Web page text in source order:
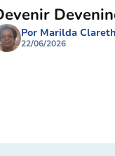
Por Marilda Clareth
22/06/2026